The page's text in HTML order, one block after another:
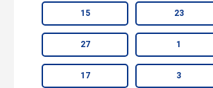
15 23
27 1
17 3